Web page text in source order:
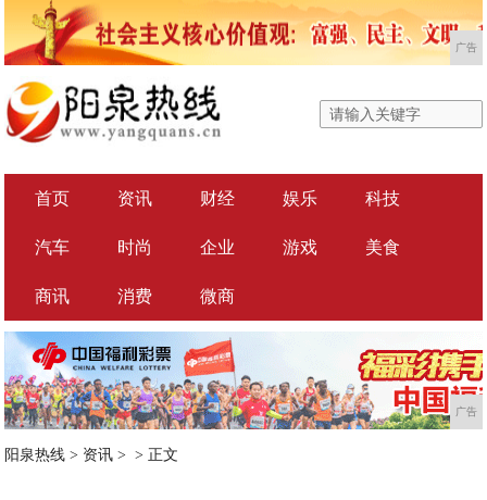
广告
首页 资讯 财经 娱乐 科技
汽车 时尚 企业 游戏 美食
商讯 消费 微商
广告
阳泉热线 > 资讯 > > 正文